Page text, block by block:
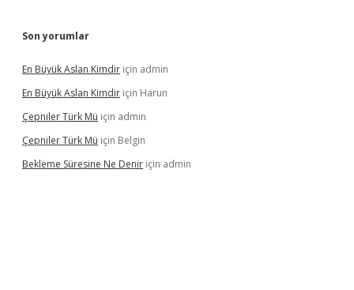
Son yorumlar
En Büyük Aslan Kimdir için admin
En Büyük Aslan Kimdir için Harun
Çepniler Türk Mü için admin
Çepniler Türk Mü için Belgin
Bekleme Süresine Ne Denir için admin